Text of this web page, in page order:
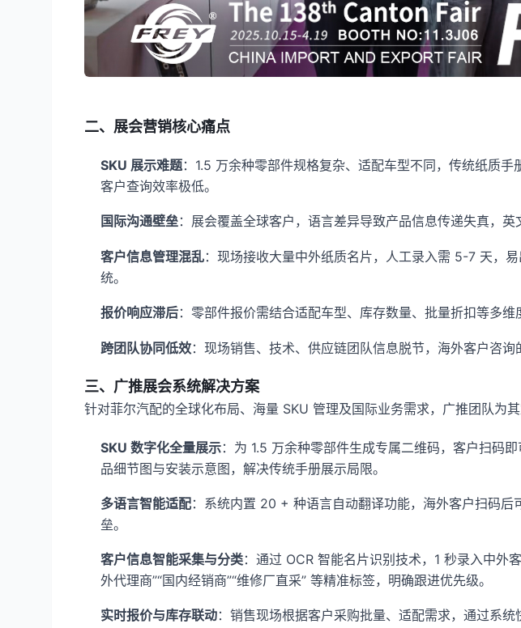
二、展会营销核心痛点
SKU 展示难题：1.5 万余种零部件规格复杂、适配车型不同，传统纸质
客户查询效率极低。
国际沟通壁垒：展会覆盖全球客户，语言差异导致产品信息传递失真，
客户信息管理混乱：现场接收大量中外纸质名片，人工录入需 5-7 天，
统。
报价响应滞后：零部件报价需结合适配车型、库存数量、批量折扣等多
跨团队协同低效：现场销售、技术、供应链团队信息脱节，海外客户咨
三、广推展会系统解决方案
针对菲尔汽配的全球化布局、海量 SKU 管理及国际业务需求，广推团队为
SKU 数字化全量展示：为 1.5 万余种零部件生成专属二维码，客户扫码
品细节图与安装示意图，解决传统手册展示局限。
多语言智能适配：系统内置 20 + 种语言自动翻译功能，海外客户扫码
垒。
客户信息智能采集与分类：通过 OCR 智能名片识别技术，1 秒录入中外
外代理商”“国内经销商”“维修厂直采” 等精准标签，明确跟进优先级。
实时报价与库存联动：销售现场根据客户采购批量、适配需求，通过系